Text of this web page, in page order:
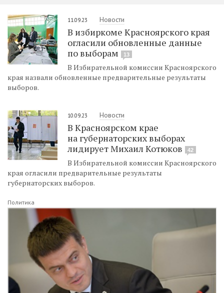
11.09.23 Новости
В избиркоме Красноярского края
огласили обновленные данные
по выборам
13
В Избирательной комиссии Красноярского
края назвали обновленные предварительные результаты
выборов.
10.09.23 Новости
В Красноярском крае
на губернаторских выборах
лидирует Михаил Котюков
42
В Избирательной комиссии Красноярского
края огласили предварительные результаты
губернаторских выборов.
Политика